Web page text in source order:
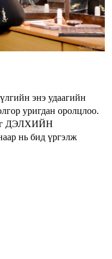
энэ удаагийн
уригдан оролцлоо.
ДЭЛХИЙН
нь бид үргэлж